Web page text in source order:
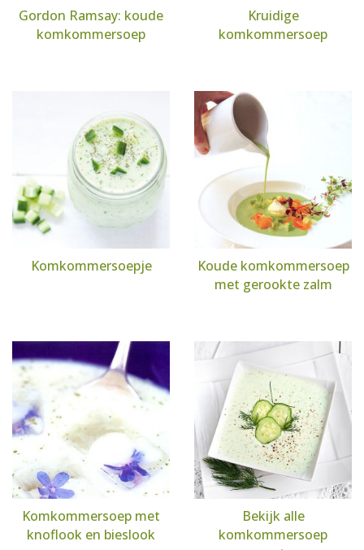
Gordon Ramsay: koude
komkommersoep
Kruidige
komkommersoep
Komkommersoepje
Koude komkommersoep
met gerookte zalm
Komkommersoep met
knoflook en bieslook
Bekijk alle
komkommersoep